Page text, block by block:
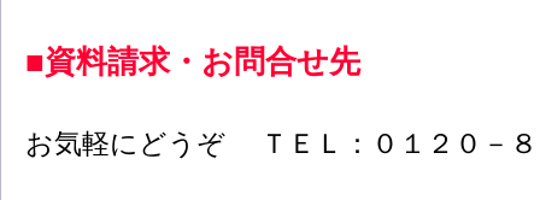
■資料請求・お問合せ先
お気軽にどうぞ ＴＥＬ：０１２０－